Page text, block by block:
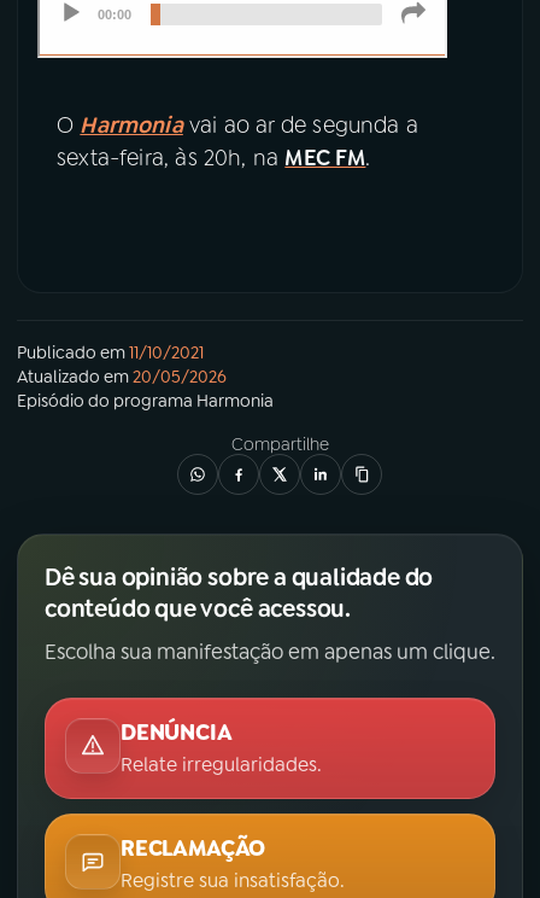
O Harmoniavai ao ar de segunda a
sexta-feira, às 20h, na MEC FM.
Publicado em11/10/2021
Atualizado em20/05/2026
Episódio do programa Harmonia
Compartilhe
Dê sua opinião sobre a qualidade do
conteúdo que você acessou.
Escolha sua manifestação em apenas um clique.
DENÚNCIA
Relate irregularidades.
RECLAMAÇÃO
Registre sua insatisfação.